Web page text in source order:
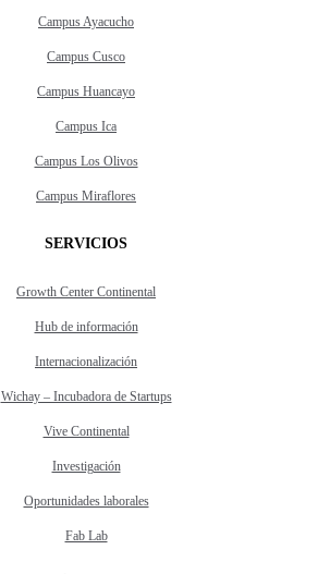
Campus Ayacucho
Campus Cusco
Campus Huancayo
Campus Ica
Campus Los Olivos
Campus Miraflores
SERVICIOS
Growth Center Continental
Hub de información
Internacionalización
Wichay – Incubadora de Startups
Vive Continental
Investigación
Oportunidades laborales
Fab Lab